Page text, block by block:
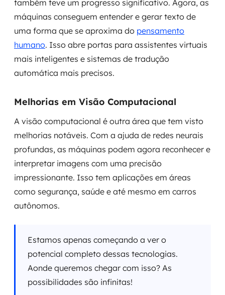
também teve um progresso significativo. Agora, as
máquinas conseguem entender e gerar texto de
uma forma que se aproxima do pensamento
humano. Isso abre portas para assistentes virtuais
mais inteligentes e sistemas de tradução
automática mais precisos.
Melhorias em Visão Computacional
A visão computacional é outra área que tem visto
melhorias notáveis. Com a ajuda de redes neurais
profundas, as máquinas podem agora reconhecer e
interpretar imagens com uma precisão
impressionante. Isso tem aplicações em áreas
como segurança, saúde e até mesmo em carros
autônomos.
Estamos apenas começando a ver o
potencial completo dessas tecnologias.
Aonde queremos chegar com isso? As
possibilidades são infinitas!